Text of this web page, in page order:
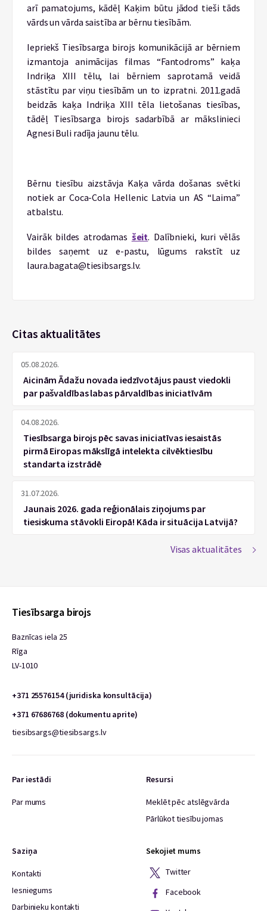
arī pamatojums, kādēļ Kaķim būtu jādod tieši tāds
vārds un vārda saistība ar bērnu tiesībām.
Iepriekš Tiesībsarga birojs komunikācijā ar bērniem
izmantoja animācijas filmas “Fantodroms” kaķa
Indriķa XIII tēlu, lai bērniem saprotamā veidā
stāstītu par viņu tiesībām un to izpratni. 2011.gadā
beidzās kaķa Indriķa XIII tēla lietošanas tiesības,
tādēļ Tiesībsarga birojs sadarbībā ar mākslinieci
Agnesi Buli radīja jaunu tēlu.
Bērnu tiesību aizstāvja Kaķa vārda došanas svētki
notiek ar Coca-Cola Hellenic Latvia un AS “Laima”
atbalstu.
Vairāk bildes atrodamas šeit. Dalībnieki, kuri vēlās
bildes saņemt uz e-pastu, lūgums rakstīt uz
laura.bagata@tiesibsargs.lv.
Citas aktualitātes
05.08.2026.
Aicinām Ādažu novada iedzīvotājus paust viedokli
par pašvaldības labas pārvaldības iniciatīvām
04.08.2026.
Tiesībsarga birojs pēc savas iniciatīvas iesaistās
pirmā Eiropas mākslīgā intelekta cilvēktiesību
standarta izstrādē
31.07.2026.
Jaunais 2026. gada reģionālais ziņojums par
tiesiskuma stāvokli Eiropā! Kāda ir situācija Latvijā?
Visas aktualitātes
Tiesībsarga birojs
Baznīcas iela 25
Rīga
LV-1010
+371 25576154 (juridiska konsultācija)
+371 67686768 (dokumentu aprite)
tiesibsargs@tiesibsargs.lv
Par iestādi
Par mums
Resursi
Meklēt pēc atslēgvārda
Pārlūkot tiesību jomas
Saziņa
Kontakti
Iesniegums
Darbinieku kontakti
Sekojiet mums
Twitter
Facebook